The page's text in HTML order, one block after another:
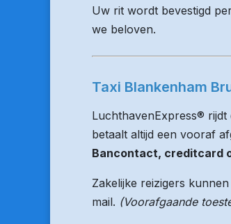
Uw rit wordt bevestigd
we beloven.
Taxi Blankenham
LuchthavenExpress®
betaalt altijd een vooraf
Bancontact, creditcard
Zakelijke reizigers kunnen
mail. (Voorafgaande